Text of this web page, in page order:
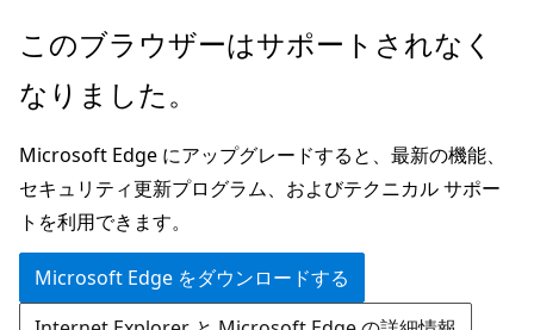
メ
ン
ン
テ
ン
ツ
に
このブラウザーはサポートされなく
なりました。
Microsoft Edge にアップグレードすると、最新の機能、
セキュリティ更新プログラム、およびテクニカル サポー
トを利用できます。
Microsoft Edge をダウンロードする